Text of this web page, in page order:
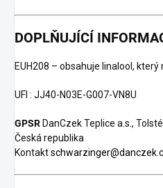
DOPLŇUJÍCÍ
EUH208 – obsahuje linalool,
UFI : JJ40-N03E-G007-VN8U
GPSR DanCzek Teplice a.s.,
Česká republika
Kontakt